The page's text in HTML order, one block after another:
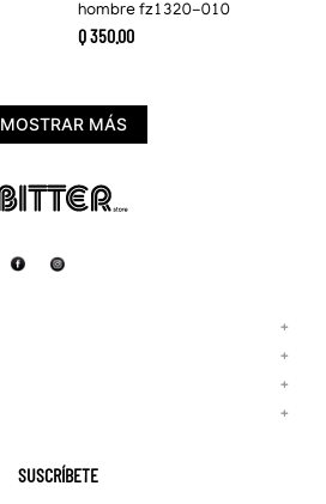
hombre fz1320-010
Q350.00
MOSTRAR MÁS
+
+
+
+
SUSCRÍBETE